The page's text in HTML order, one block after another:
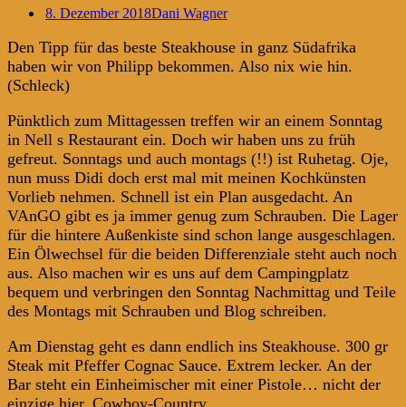
8. Dezember 2018Dani Wagner
Den Tipp für das beste Steakhouse in ganz Südafrika
haben wir von Philipp bekommen. Also nix wie hin.
(Schleck)
Pünktlich zum Mittagessen treffen wir an einem Sonntag
in Nell s Restaurant ein. Doch wir haben uns zu früh
gefreut. Sonntags und auch montags (!!) ist Ruhetag. Oje,
nun muss Didi doch erst mal mit meinen Kochkünsten
Vorlieb nehmen. Schnell ist ein Plan ausgedacht. An
VAnGO gibt es ja immer genug zum Schrauben. Die Lager
für die hintere Außenkiste sind schon lange ausgeschlagen.
Ein Ölwechsel für die beiden Differenziale steht auch noch
aus. Also machen wir es uns auf dem Campingplatz
bequem und verbringen den Sonntag Nachmittag und Teile
des Montags mit Schrauben und Blog schreiben.
Am Dienstag geht es dann endlich ins Steakhouse. 300 gr
Steak mit Pfeffer Cognac Sauce. Extrem lecker. An der
Bar steht ein Einheimischer mit einer Pistole… nicht der
einzige hier. Cowboy-Country.